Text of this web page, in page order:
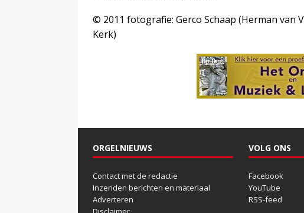
© 2011 fotografie: Gerco Schaap (Herman van
Kerk)
ORGELNIEUWS
Contact met de redactie
Inzenden berichten en materiaal
Adverteren
VOLG ONS
Facebook
YouTube
RSS-feed